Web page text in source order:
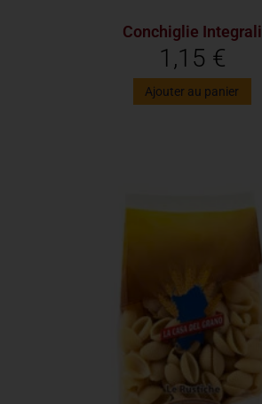
Conchiglie Integrali
1,15 €
Ajouter au panier